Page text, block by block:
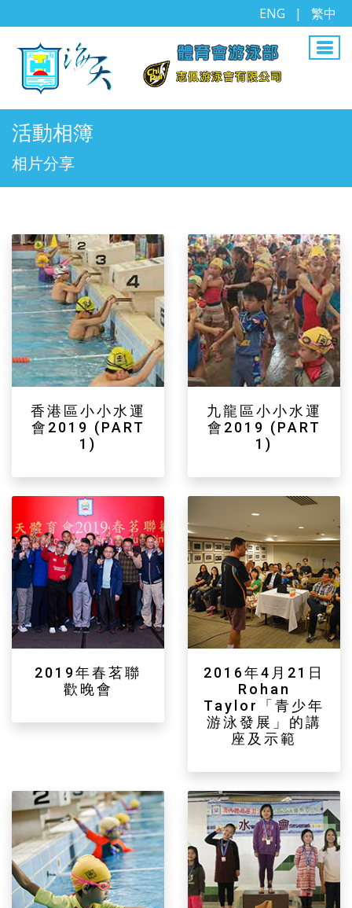
ENG | 繁中
活動相簿
相片分享
香港區小小水運
會2019 (PART
1)
九龍區小小水運
會2019 (PART
1)
2019年春茗聯
歡晚會
2016年4月21日
Rohan
Taylor「青少年
游泳發展」的講
座及示範